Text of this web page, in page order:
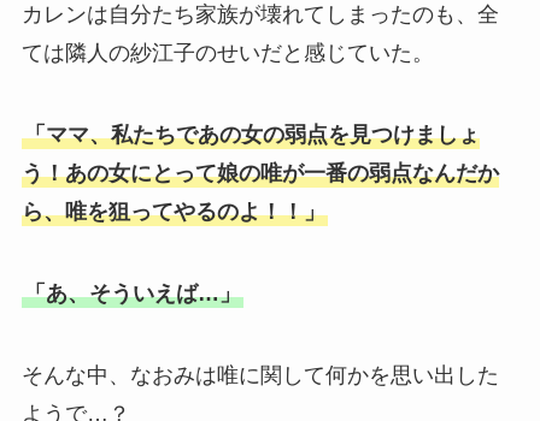
カレンは自分たち家族が壊れてしまったのも、全
ては隣人の紗江子のせいだと感じていた。
「ママ、私たちであの女の弱点を見つけましょ
う！あの女にとって娘の唯が一番の弱点なんだか
ら、唯を狙ってやるのよ！！」
「あ、そういえば…」
そんな中、なおみは唯に関して何かを思い出した
ようで…？